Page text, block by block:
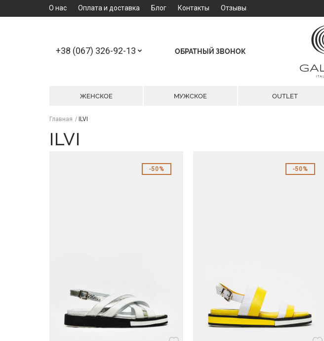
О нас Оплата и доставка Блог Контакты Отзывы
+38 (067) 326-92-13 ОБРАТНЫЙ ЗВОНОК
ЖЕНСКОЕ МУЖСКОЕ OUTLET
Главная ILVI
ILVI
50% 50%